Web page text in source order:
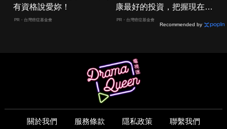
有資格說愛妳！
PR・台灣癌症基金會
康最好的投資，把握現在不
嫌晚！
PR・台灣癌症基金會
Recommended by
關於我們 服務條款 隱私政策 聯繫我們